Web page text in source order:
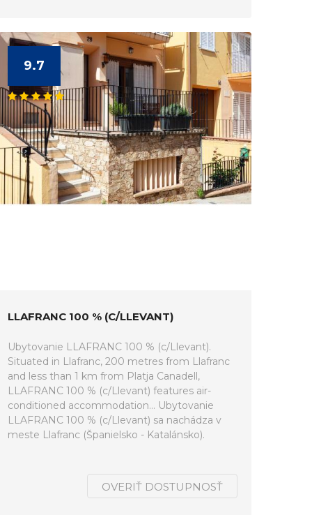
9.7
LLAFRANC 100 % (C/LLEVANT)
Ubytovanie LLAFRANC 100 % (c/Llevant).
Situated in Llafranc, 200 metres from Llafranc
and less than 1 km from Platja Canadell,
LLAFRANC 100 % (c/Llevant) features air-
conditioned accommodation... Ubytovanie
LLAFRANC 100 % (c/Llevant) sa nachádza v
meste Llafranc (Španielsko - Katalánsko).
OVERIŤ DOSTUPNOSŤ